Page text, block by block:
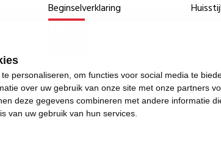
personaliseren, om functies voor social media te
over uw gebruik van onze site met onze partners
deze gegevens combineren met andere informatie
van uw gebruik van hun services.
Beginselverklaring
Huisstijl